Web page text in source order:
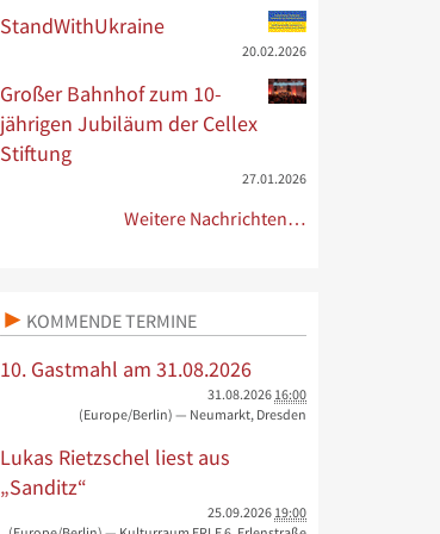
StandWithUkraine
20.02.2026
Großer Bahnhof zum 10-
jährigen Jubiläum der Cellex
Stiftung
27.01.2026
Weitere Nachrichten…
KOMMENDE TERMINE
10. Gastmahl am 31.08.2026
31.08.2026 16:00
(Europe/Berlin) — Neumarkt, Dresden
Lukas Rietzschel liest aus
„Sanditz“
25.09.2026 19:00